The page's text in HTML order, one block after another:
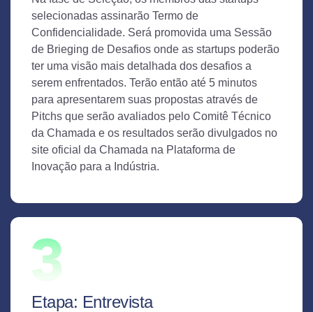
selecionadas assinarão Termo de
Confidencialidade. Será promovida uma Sessão
de Brieging de Desafios onde as startups poderão
ter uma visão mais detalhada dos desafios a
serem enfrentados. Terão então até 5 minutos
para apresentarem suas propostas através de
Pitchs que serão avaliados pelo Comitê Técnico
da Chamada e os resultados serão divulgados no
site oficial da Chamada na Plataforma de
Inovação para a Indústria.
Etapa: Entrevista